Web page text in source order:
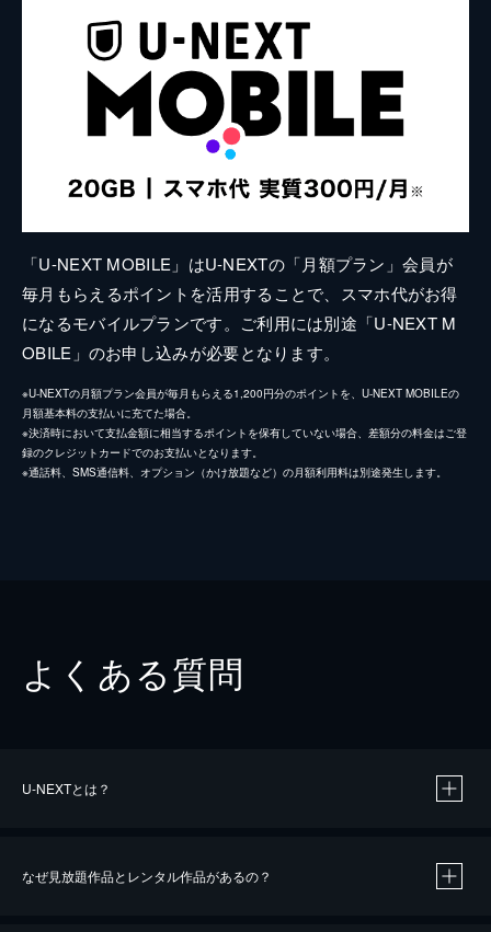
「U-NEXT MOBILE」はU-NEXTの「月額プラン」会員が
毎月もらえるポイントを活用することで、スマホ代がお得
になるモバイルプランです。ご利用には別途「U-NEXT M
OBILE」のお申し込みが必要となります。
※U-NEXTの月額プラン会員が毎月もらえる1,200円分のポイントを、U-NEXT MOBILEの
月額基本料の支払いに充てた場合。
※決済時において支払金額に相当するポイントを保有していない場合、差額分の料金はご登
録のクレジットカードでのお支払いとなります。
※通話料、SMS通信料、オプション（かけ放題など）の月額利用料は別途発生します。
よくある質問
U-NEXTとは？
なぜ見放題作品とレンタル作品があるの？